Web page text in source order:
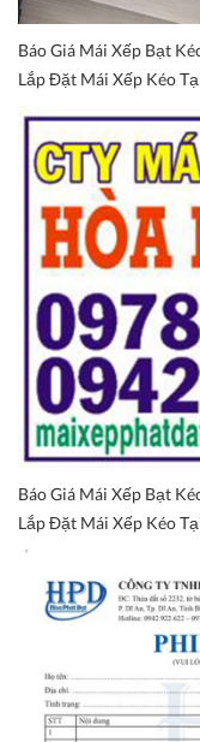
Báo Giá Mái Xếp Bạt
Lắp Đặt Mái Xếp Kéo
Báo Giá Mái Xếp Bạt
Lắp Đặt Mái Xếp Kéo